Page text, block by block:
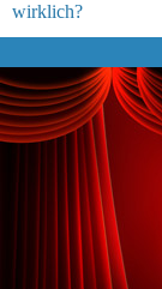
wirklich?